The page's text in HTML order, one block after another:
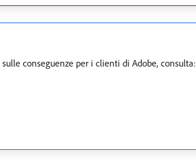
conseguenze per i clienti di Adobe, consulta: